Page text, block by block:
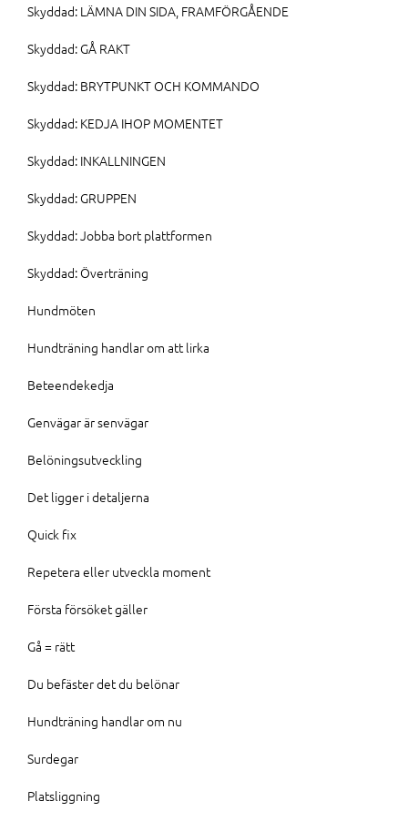
Skyddad: LÄMNA DIN SIDA, FRAMFÖRGÅENDE
Skyddad: GÅ RAKT
Skyddad: BRYTPUNKT OCH KOMMANDO
Skyddad: KEDJA IHOP MOMENTET
Skyddad: INKALLNINGEN
Skyddad: GRUPPEN
Skyddad: Jobba bort plattformen
Skyddad: Överträning
Hundmöten
Hundträning handlar om att lirka
Beteendekedja
Genvägar är senvägar
Belöningsutveckling
Det ligger i detaljerna
Quick fix
Repetera eller utveckla moment
Första försöket gäller
Gå = rätt
Du befäster det du belönar
Hundträning handlar om nu
Surdegar
Platsliggning